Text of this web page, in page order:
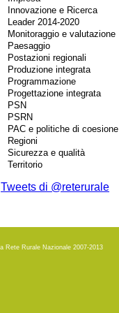
Innovazione e Ricerca
Leader 2014-2020
Monitoraggio e valutazione
Paesaggio
Postazioni regionali
Produzione integrata
Programmazione
Progettazione integrata
PSN
PSRN
PAC e politiche di coesione
Regioni
Sicurezza e qualità
Territorio
Tweets di @reterurale
Rete Rurale Nazionale 2007-2013